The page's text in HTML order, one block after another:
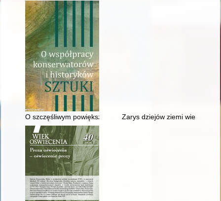
O szczęśliwym powiększaniu się zasobu polskich
Zarys dziejów ziemi